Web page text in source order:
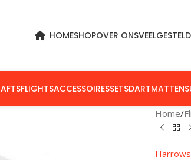
HOMESHOPOVER ONS
FLIGHTSACCESSOIRESSETSDARTMATTEN
Home
Harrows